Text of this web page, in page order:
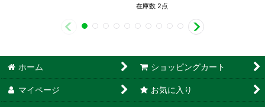
在庫数 2点
ホーム ショッピングカート
マイページ お気に入り